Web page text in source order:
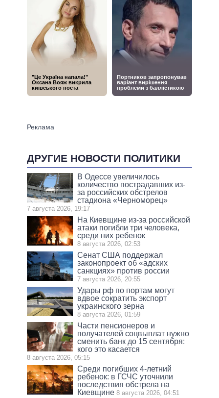
ДРУГИЕ НОВОСТИ ПОЛИТИКИ
В Одессе увеличилось
количество пострадавших из-
за российских обстрелов
стадиона «Черноморец»
7 августа 2026, 19:17
На Киевщине из-за российской
атаки погибли три человека,
среди них ребенок
8 августа 2026, 02:53
Сенат США поддержал
законопроект об «адских
санкциях» против россии
7 августа 2026, 20:55
Удары рф по портам могут
вдвое сократить экспорт
украинского зерна
8 августа 2026, 01:59
Части пенсионеров и
получателей соцвыплат нужно
сменить банк до 15 сентября:
кого это касается
8 августа 2026, 05:15
Среди погибших 4-летний
ребенок: в ГСЧС уточнили
последствия обстрела на
Киевщине 8 августа 2026, 04:51